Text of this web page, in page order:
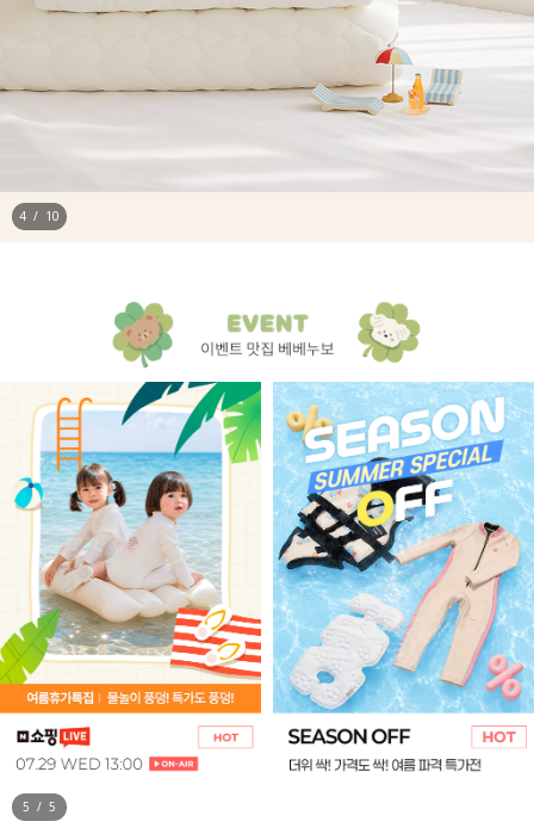
4 / 10
5 / 5